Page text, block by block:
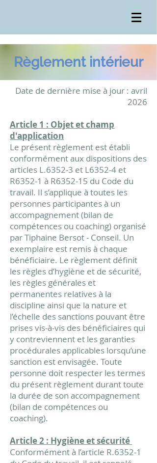
Règlement intérieur
Date de dernière mise à jour : avril
2026
Article 1 : Objet et champ
d'application
Le présent règlement est établi
conformément aux dispositions des
articles L.6352-3 et L6352-4 et
R6352-1 à R6352-15 du Code du
travail. Il s’applique à toutes les
personnes participantes à un
accompagnement (bilan de
compétences ou coaching) organisé
par Tiphaine Bersot - Conseil. Un
exemplaire est remis à chaque
bénéficiaire. Le règlement définit
les règles d’hygiène et de sécurité,
les règles générales et
permanentes relatives à la
discipline ainsi que la nature et
l’échelle des sanctions pouvant être
prises vis-à-vis des bénéficiaires qui
y contreviennent et les garanties
procédurales applicables lorsqu’une
sanction est envisagée. Toute
personne doit respecter les termes
du présent règlement durant toute
la durée de son accompagnement
(bilan de compétences ou
coaching).
Article 2 : Hygiène et sécurité
Conformément à l’article R.6352-1